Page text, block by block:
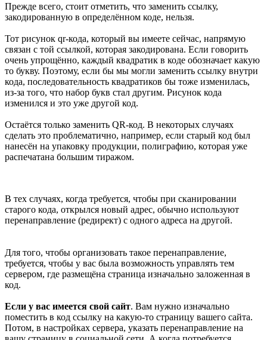
Прежде всего, стоит отметить, что заменить ссылку,
закодированную в определённом коде, нельзя.
Тот рисунок qr-кода, который вы имеете сейчас, напрямую
связан с той ссылкой, которая закодирована. Если говорить
очень упрощённо, каждый квадратик в коде обозначает какую
то букву. Поэтому, если бы мы могли заменить ссылку внутри
кода, последовательность квадратиков бы тоже изменилась,
из-за того, что набор букв стал другим. Рисунок кода
изменился и это уже другой код.
Остаётся только заменить QR-код. В некоторых случаях
сделать это проблематично, например, если старый код был
нанесён на упаковку продукции, полиграфию, которая уже
распечатана большим тиражом.
В тех случаях, когда требуется, чтобы при сканировании
старого кода, открылся новый адрес, обычно используют
перенаправление (редирект) с одного адреса на другой.
Для того, чтобы организовать такое перенаправление,
требуется, чтобы у вас была возможность управлять тем
сервером, где размещёна страница изначально заложенная в
код.
Если у вас имеется свой сайт. Вам нужно изначально
поместить в код ссылку на какую-то страницу вашего сайта.
Потом, в настройках сервера, указать перенаправление на